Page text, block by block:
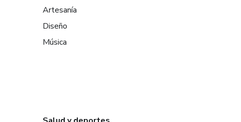
Artesanía
Diseño
Música